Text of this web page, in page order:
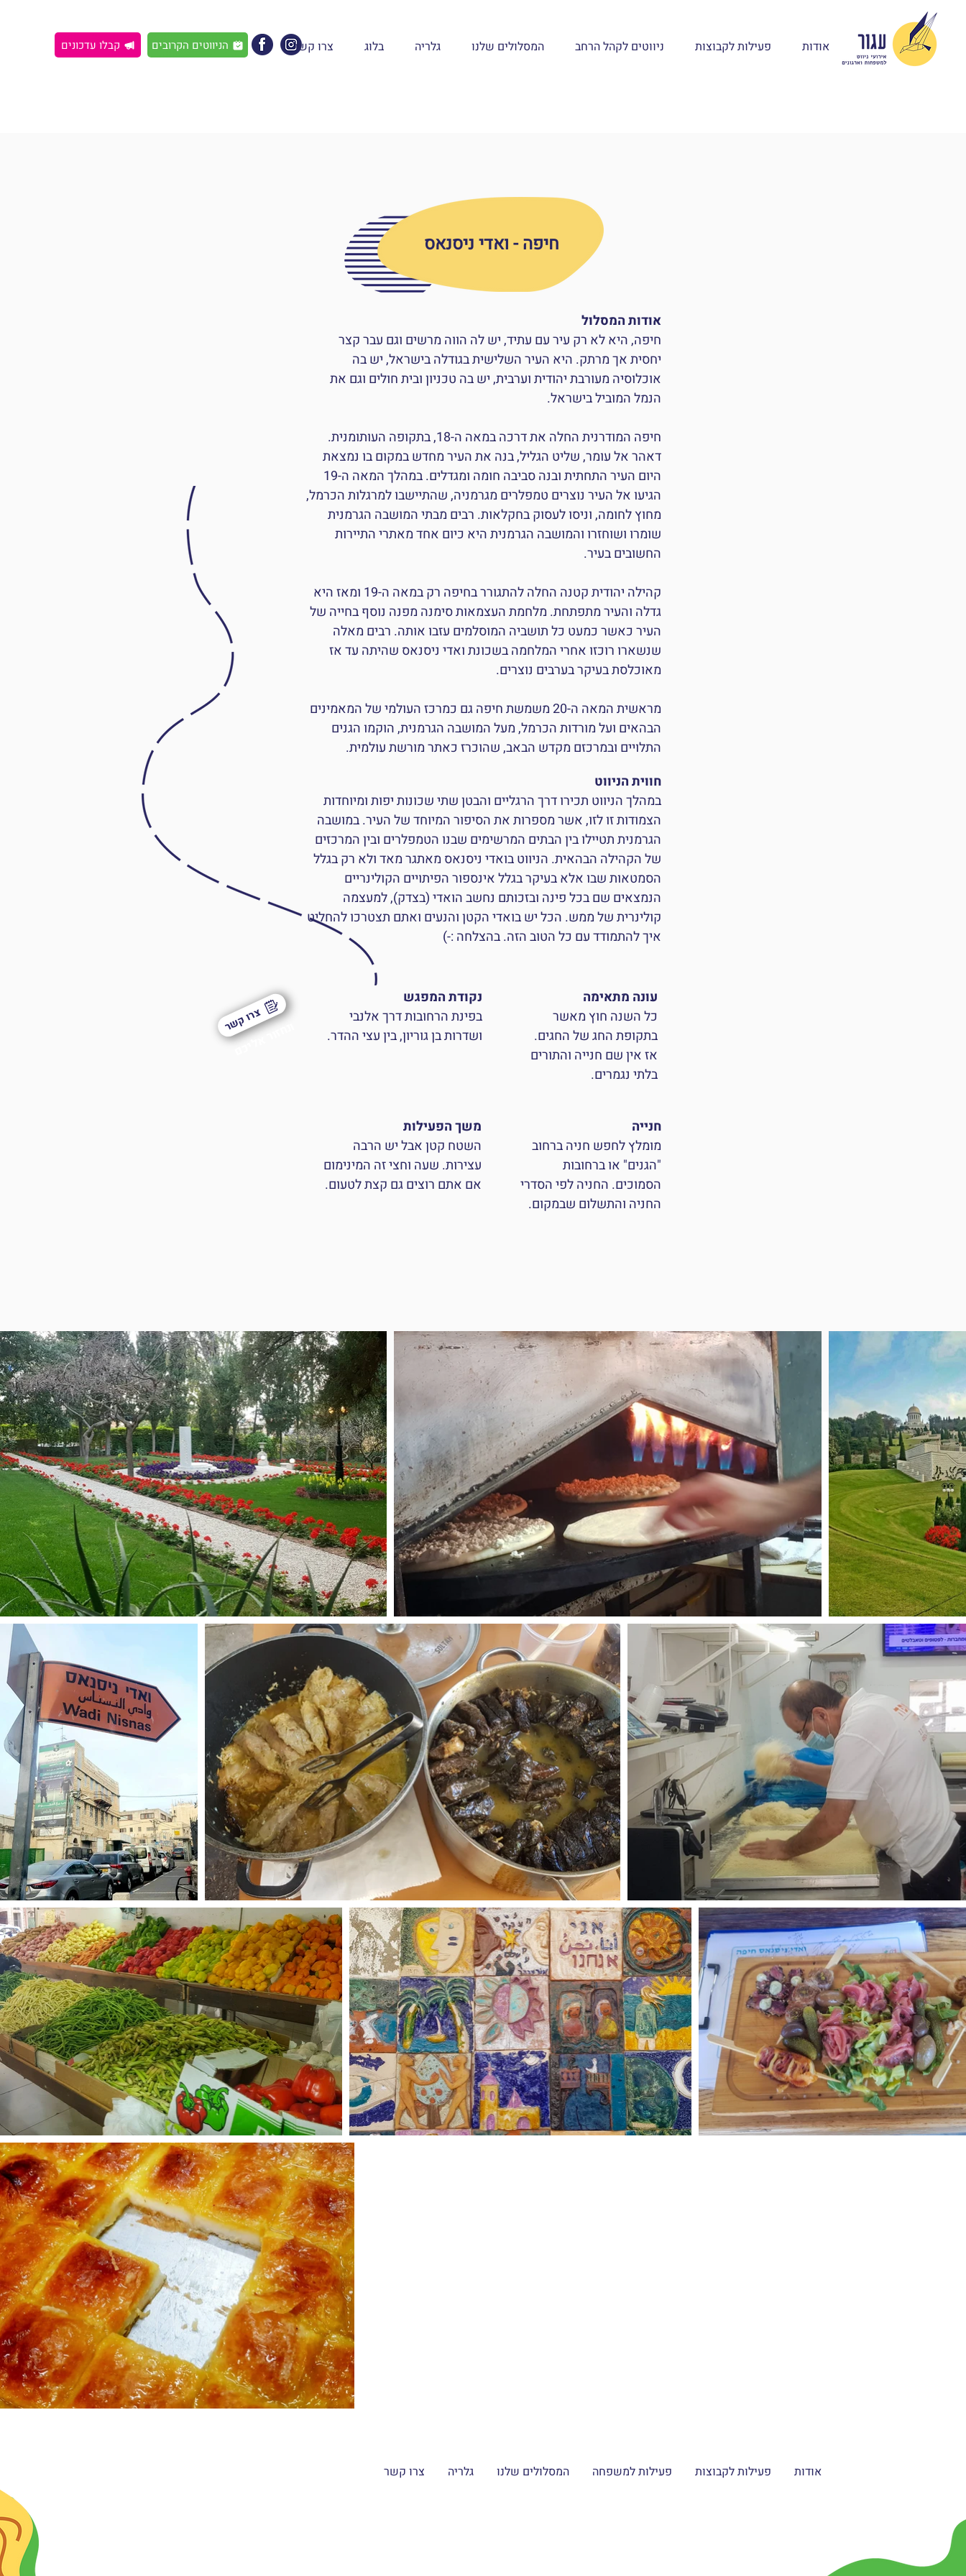
קבלו עדכונים הניווטים הקרובים אודות פעילות לקבוצות ניווטים לקהל הרחב המסלולים שלנו גלריה בלוג צרו קשר
חיפה - ואדי ניסנאס
אודות המסלול
חיפה, היא לא רק עיר עם עתיד, יש לה הווה מרשים וגם עבר קצר
יחסית אך מרתק. היא העיר השלישית בגודלה בישראל, יש בה
אוכלוסיה מעורבת יהודית וערבית, יש בה טכניון ובית חולים וגם את
הנמל המוביל בישראל.
חיפה המודרנית החלה את דרכה במאה ה-18, בתקופה העותומנית.
דאהר אל עומר, שליט הגליל, בנה את העיר מחדש במקום בו נמצאת
היום העיר התחתית ובנה סביבה חומה ומגדלים. במהלך המאה ה-19
הגיעו אל העיר נוצרים טמפלרים מגרמניה, שהתיישבו למרגלות הכרמל,
מחוץ לחומה, וניסו לעסוק בחקלאות. רבים מבתי המושבה הגרמנית
שומרו ושוחזרו והמושבה הגרמנית היא כיום אחד מאתרי התיירות
החשובים בעיר.
קהילה יהודית קטנה החלה להתגורר בחיפה רק במאה ה-19 ומאז היא
גדלה והעיר מתפתחת. מלחמת העצמאות סימנה מפנה נוסף בחייה של
העיר כאשר כמעט כל תושביה המוסלמים עזבו אותה. רבים מאלה
שנשארו רוכזו אחרי המלחמה בשכונת ואדי ניסנאס שהיתה עד אז
מאוכלסת בעיקר בערבים נוצרים.
מראשית המאה ה-20 משמשת חיפה גם כמרכז העולמי של המאמינים
הבהאים ועל מורדות הכרמל, מעל המושבה הגרמנית, הוקמו הגנים
התלויים ובמרכזם מקדש הבאב, שהוכרז כאתר מורשת עולמית.
חווית הניווט
במהלך הניווט תכירו דרך הרגליים והבטן שתי שכונות יפות ומיוחדות
הצמודות זו לזו, אשר מספרות את הסיפור המיוחד של העיר. במושבה
הגרמנית תטיילו בין הבתים המרשימים שבנו הטמפלרים ובין המרכזים
של הקהילה הבהאית. הניווט בואדי ניסנאס מאתגר מאד ולא רק בגלל
הסמטאות שבו אלא בעיקר בגלל אינספור הפיתויים הקולינריים
הנמצאים שם בכל פינה ובזכותם נחשב הואדי (בצדק), למעצמה
קולינרית של ממש. הכל יש בואדי הקטן והנעים ואתם תצטרכו להחליט
איך להתמודד עם כל הטוב הזה. בהצלחה :-)
נקודת המפגש
בפינת הרחובות דרך אלנבי
ושדרות בן גוריון, בין עצי ההדר.
צרו קשר
ונחזור אליכם
עונה מתאימה
כל השנה חוץ מאשר
בתקופת החג של החגים.
אז אין שם חנייה והתורים
בלתי נגמרים.
משך הפעילות
השטח קטן אבל יש הרבה
עצירות. שעה וחצי זה המינימום
אם אתם רוצים גם קצת לטעום.
חנייה
מומלץ לחפש חניה ברחוב
"הגנים" או ברחובות
הסמוכים. החניה לפי הסדרי
החניה והתשלום שבמקום.
אודות פעילות לקבוצות פעילות למשפחה המסלולים שלנו גלריה צרו קשר